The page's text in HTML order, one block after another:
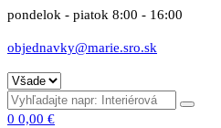
pondelok - piatok 8:00 - 16:00
objednavky@marie.sro.sk
0 0,00 €